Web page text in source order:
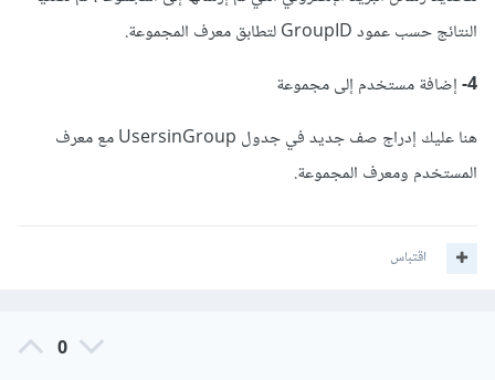
النتائج حسب عمود GroupID لتطابق معرف المجموعة.
4- إضافة مستخدم إلى مجموعة
هنا عليك إدراج صف جديد في جدول UsersinGroup مع معرف
المستخدم ومعرف المجموعة.
اقتباس
0